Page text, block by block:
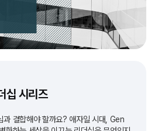
십 시리즈
야 할까요? 애자일 시대, Gen